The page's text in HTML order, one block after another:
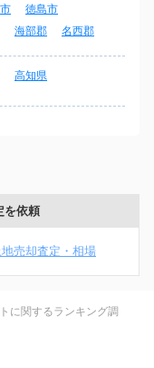
徳島市
海部郡 名西郡
高知県
を依頼
売却査定・相場
に関するランキング調